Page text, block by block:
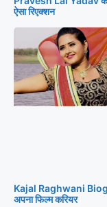
ऐसा रिएक्शन
Kajal Raghwani
अपना फिल्म करियर